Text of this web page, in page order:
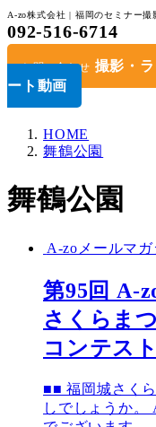
A-zo株式会社 | 福岡のセミナー
092-516-6714
お問い合わせ 撮影・
ート動画
HOME
舞鶴公園
舞鶴公園
A-zoメールマガ
第95回 A-
さくらま
コンテスト
■■ 福岡城さく
しでしょうか。